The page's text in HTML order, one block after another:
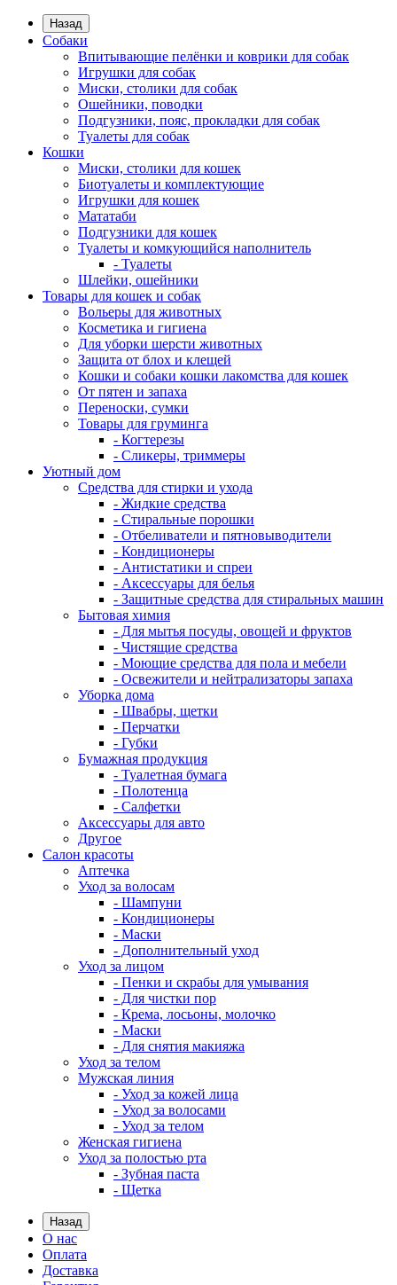
Назад
Собаки
Впитывающие пелёнки и коврики для собак
Игрушки для собак
Миски, столики для собак
Ошейники, поводки
Подгузники, пояс, прокладки для собак
Туалеты для собак
Кошки
Миски, столики для кошек
Биотуалеты и комплектующие
Игрушки для кошек
Мататаби
Подгузники для кошек
Туалеты и комкующийся наполнитель
- Туалеты
Шлейки, ошейники
Товары для кошек и собак
Вольеры для животных
Косметика и гигиена
Для уборки шерсти животных
Защита от блох и клещей
Кошки и собаки кошки лакомства для кошек
От пятен и запаха
Переноски, сумки
Товары для груминга
- Когтерезы
- Сликеры, триммеры
Уютный дом
Средства для стирки и ухода
- Жидкие средства
- Стиральные порошки
- Отбеливатели и пятновыводители
- Кондиционеры
- Антистатики и спреи
- Аксессуары для белья
- Защитные средства для стиральных машин
Бытовая химия
- Для мытья посуды, овощей и фруктов
- Чистящие средства
- Моющие средства для пола и мебели
- Освежители и нейтрализаторы запаха
Уборка дома
- Швабры, щетки
- Перчатки
- Губки
Бумажная продукция
- Туалетная бумага
- Полотенца
- Салфетки
Аксессуары для авто
Другое
Салон красоты
Аптечка
Уход за волосам
- Шампуни
- Кондиционеры
- Маски
- Дополнительный уход
Уход за лицом
- Пенки и скрабы для умывания
- Для чистки пор
- Крема, лосьоны, молочко
- Маски
- Для снятия макияжа
Уход за телом
Мужская линия
- Уход за кожей лица
- Уход за волосами
- Уход за телом
Женская гигиена
Уход за полостью рта
- Зубная паста
- Щетка
Назад
О нас
Оплата
Доставка